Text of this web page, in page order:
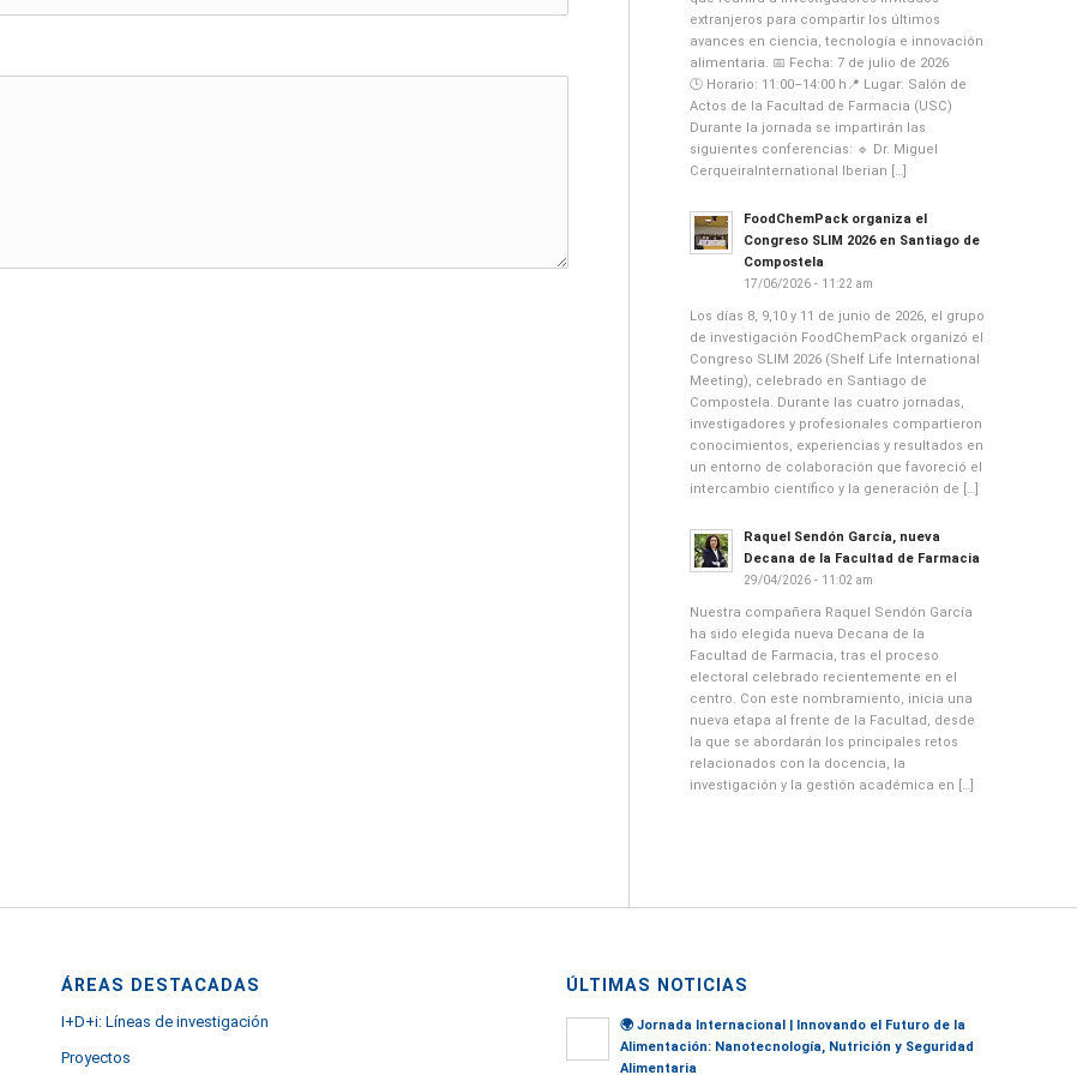
extranjeros para compartir los últimos
avances en ciencia, tecnología e innovación
alimentaria. 📅 Fecha: 7 de julio de 2026
🕒 Horario: 11:00–14:00 h📍 Lugar: Salón de
Actos de la Facultad de Farmacia (USC)
Durante la jornada se impartirán las
siguientes conferencias: 🔹 Dr. Miguel
CerqueiraInternational Iberian […]
FoodChemPack organiza el
Congreso SLIM 2026 en Santiago de
Compostela
17/06/2026 - 11:22 am
Los días 8, 9,10 y 11 de junio de 2026, el grupo
de investigación FoodChemPack organizó el
Congreso SLIM 2026 (Shelf Life International
Meeting), celebrado en Santiago de
Compostela. Durante las cuatro jornadas,
investigadores y profesionales compartieron
conocimientos, experiencias y resultados en
un entorno de colaboración que favoreció el
intercambio científico y la generación de […]
Raquel Sendón García, nueva
Decana de la Facultad de Farmacia
29/04/2026 - 11:02 am
Nuestra compañera Raquel Sendón García
ha sido elegida nueva Decana de la
Facultad de Farmacia, tras el proceso
electoral celebrado recientemente en el
centro. Con este nombramiento, inicia una
nueva etapa al frente de la Facultad, desde
la que se abordarán los principales retos
relacionados con la docencia, la
investigación y la gestión académica en […]
ÁREAS DESTACADAS
I+D+i: Líneas de investigación
Proyectos
ÚLTIMAS NOTICIAS
🌍 Jornada Internacional | Innovando el Futuro de la
Alimentación: Nanotecnología, Nutrición y Seguridad
Alimentaria